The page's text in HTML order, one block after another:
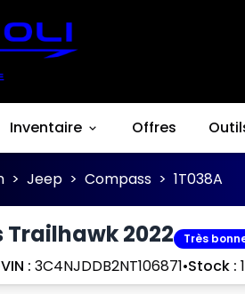
Inventaire Offres
> Jeep > Compass > 1T038A
Trailhawk 2022 Très
VIN : 3C4NJDDB2NT106871•Stock :
Suivant